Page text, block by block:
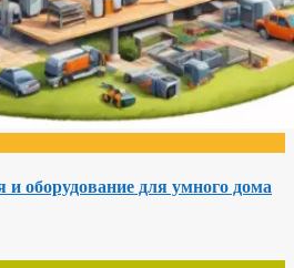
оборудование для умного дома